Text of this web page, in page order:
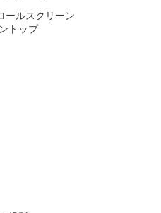
ールスクリーン
トップ